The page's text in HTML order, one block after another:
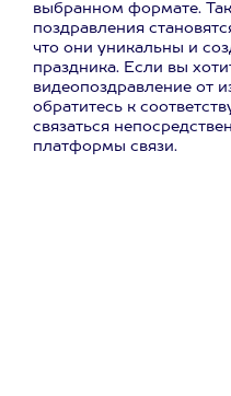
выбранном формате.
поздравления
что они уникальны и
праздника. Если вы
видеопоздравление от
обратитесь к
связаться
платформы связи.